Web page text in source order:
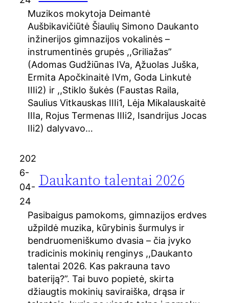
Muzikos mokytoja Deimantė
Aušbikavičiūtė Šiaulių Simono Daukanto
inžinerijos gimnazijos vokalinės –
instrumentinės grupės ,,Griliažas”
(Adomas Gudžiūnas IVa, Ąžuolas Juška,
Ermita Apočkinaitė IVm, Goda Linkutė
IIIi2) ir ,,Stiklo šukės (Faustas Raila,
Saulius Vitkauskas IIIi1, Lėja Mikalauskaitė
IIIa, Rojus Termenas IIIi2, Isandrijus Jocas
IIi2) dalyvavo…
202
6-
04-
24
Daukanto talentai 2026
Pasibaigus pamokoms, gimnazijos erdves
užpildė muzika, kūrybinis šurmulys ir
bendruomeniškumo dvasia – čia įvyko
tradicinis mokinių renginys ,,Daukanto
talentai 2026. Kas pakrauna tavo
bateriją?”. Tai buvo popietė, skirta
džiaugtis mokinių saviraiška, drąsa ir